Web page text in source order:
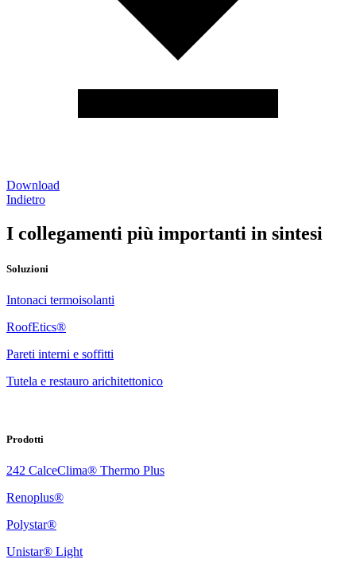
Download
Indietro
I collegamenti più importanti in sintesi
Soluzioni
Intonaci termoisolanti
RoofEtics®
Pareti interni e soffitti
Tutela e restauro arichitettonico
Prodotti
242 CalceClima® Thermo Plus
Renoplus®
Polystar®
Unistar® Light